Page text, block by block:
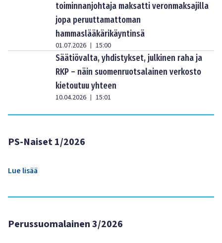
toiminnanjohtaja maksatti veronmaksajilla
jopa peruuttamattoman
hammaslääkärikäyntinsä
01.07.2026 | 15:00
Säätiövalta, yhdistykset, julkinen raha ja
RKP – näin suomenruotsalainen verkosto
kietoutuu yhteen
10.04.2026 | 15:01
PS-Naiset 1/2026
Lue lisää
Perussuomalainen 3/2026